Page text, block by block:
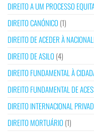
DIREITO A UM PROCESSO
DIREITO CANÓNICO (1)
DIREITO DE ACEDER À
DIREITO DE ASILO (4)
DIREITO FUNDAMENTAL À
DIREITO FUNDAMENTAL DE
DIREITO INTERNACIONAL
DIREITO MORTUÁRIO (1)